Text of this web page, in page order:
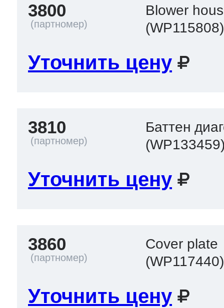
3800
Blower
(WP115808)
Уточнить цену
3810
Баттен
Уточнить цену
3860
Cover plate
(WP117440)
Уточнить цену